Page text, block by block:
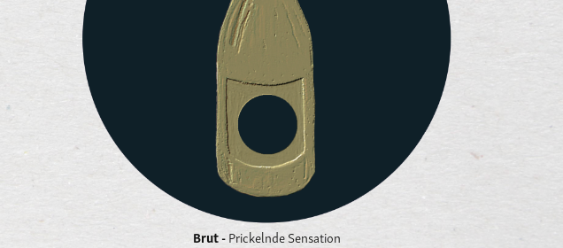
Brut - Prickelnde Sensation